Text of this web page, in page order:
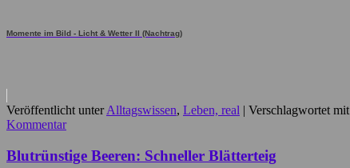
Momente im Bild - Licht & Wetter II (Nachtrag)
Veröffentlicht unter Alltagswissen, Leben, real | Verschlagwortet mit
Kommentar
Blutrünstige Beeren: Schneller Blätterteig